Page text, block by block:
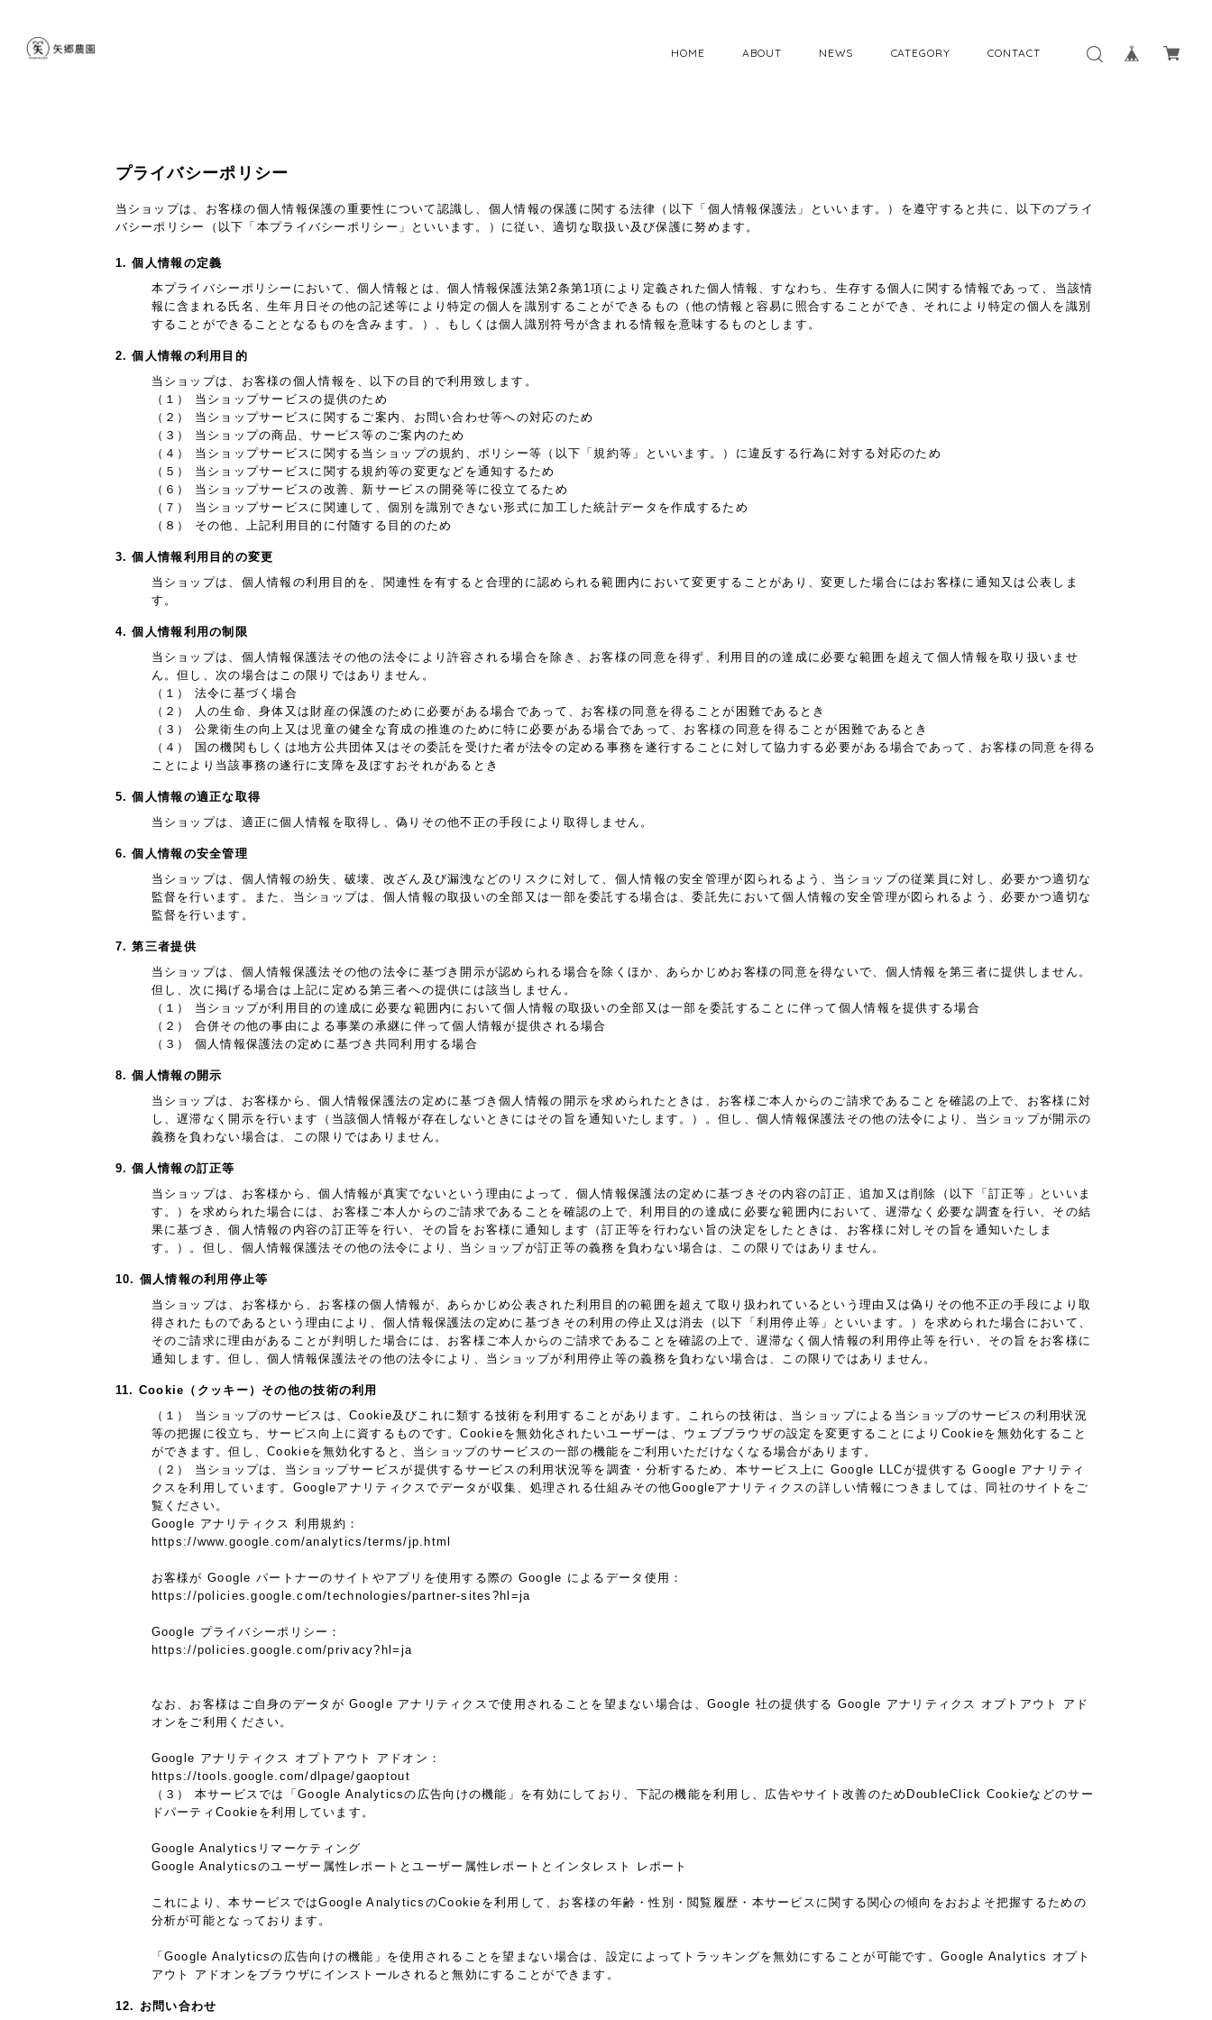
HOME ABOUT NEWS CATEGORY CONTACT
プライバシーポリシー
当ショップは、お客様の個人情報保護の重要性について認識し、個人情報の保護に関する法律（以下「個人情報保護法」といいます。）を遵守すると共に、以下のプライ
バシーポリシー（以下「本プライバシーポリシー」といいます。）に従い、適切な取扱い及び保護に努めます。
1. 個人情報の定義
本プライバシーポリシーにおいて、個人情報とは、個人情報保護法第2条第1項により定義された個人情報、すなわち、生存する個人に関する情報であって、当該情
報に含まれる氏名、生年月日その他の記述等により特定の個人を識別することができるもの（他の情報と容易に照合することができ、それにより特定の個人を識別
することができることとなるものを含みます。）、もしくは個人識別符号が含まれる情報を意味するものとします。
2. 個人情報の利用目的
当ショップは、お客様の個人情報を、以下の目的で利用致します。
（１） 当ショップサービスの提供のため
（２） 当ショップサービスに関するご案内、お問い合わせ等への対応のため
（３） 当ショップの商品、サービス等のご案内のため
（４） 当ショップサービスに関する当ショップの規約、ポリシー等（以下「規約等」といいます。）に違反する行為に対する対応のため
（５） 当ショップサービスに関する規約等の変更などを通知するため
（６） 当ショップサービスの改善、新サービスの開発等に役立てるため
（７） 当ショップサービスに関連して、個別を識別できない形式に加工した統計データを作成するため
（８） その他、上記利用目的に付随する目的のため
3. 個人情報利用目的の変更
当ショップは、個人情報の利用目的を、関連性を有すると合理的に認められる範囲内において変更することがあり、変更した場合にはお客様に通知又は公表しま
す。
4. 個人情報利用の制限
当ショップは、個人情報保護法その他の法令により許容される場合を除き、お客様の同意を得ず、利用目的の達成に必要な範囲を超えて個人情報を取り扱いませ
ん。但し、次の場合はこの限りではありません。
（１） 法令に基づく場合
（２） 人の生命、身体又は財産の保護のために必要がある場合であって、お客様の同意を得ることが困難であるとき
（３） 公衆衛生の向上又は児童の健全な育成の推進のために特に必要がある場合であって、お客様の同意を得ることが困難であるとき
（４） 国の機関もしくは地方公共団体又はその委託を受けた者が法令の定める事務を遂行することに対して協力する必要がある場合であって、お客様の同意を得る
ことにより当該事務の遂行に支障を及ぼすおそれがあるとき
5. 個人情報の適正な取得
当ショップは、適正に個人情報を取得し、偽りその他不正の手段により取得しません。
6. 個人情報の安全管理
当ショップは、個人情報の紛失、破壊、改ざん及び漏洩などのリスクに対して、個人情報の安全管理が図られるよう、当ショップの従業員に対し、必要かつ適切な
監督を行います。また、当ショップは、個人情報の取扱いの全部又は一部を委託する場合は、委託先において個人情報の安全管理が図られるよう、必要かつ適切な
監督を行います。
7. 第三者提供
当ショップは、個人情報保護法その他の法令に基づき開示が認められる場合を除くほか、あらかじめお客様の同意を得ないで、個人情報を第三者に提供しません。
但し、次に掲げる場合は上記に定める第三者への提供には該当しません。
（１） 当ショップが利用目的の達成に必要な範囲内において個人情報の取扱いの全部又は一部を委託することに伴って個人情報を提供する場合
（２） 合併その他の事由による事業の承継に伴って個人情報が提供される場合
（３） 個人情報保護法の定めに基づき共同利用する場合
8. 個人情報の開示
当ショップは、お客様から、個人情報保護法の定めに基づき個人情報の開示を求められたときは、お客様ご本人からのご請求であることを確認の上で、お客様に対
し、遅滞なく開示を行います（当該個人情報が存在しないときにはその旨を通知いたします。）。但し、個人情報保護法その他の法令により、当ショップが開示の
義務を負わない場合は、この限りではありません。
9. 個人情報の訂正等
当ショップは、お客様から、個人情報が真実でないという理由によって、個人情報保護法の定めに基づきその内容の訂正、追加又は削除（以下「訂正等」といいま
す。）を求められた場合には、お客様ご本人からのご請求であることを確認の上で、利用目的の達成に必要な範囲内において、遅滞なく必要な調査を行い、その結
果に基づき、個人情報の内容の訂正等を行い、その旨をお客様に通知します（訂正等を行わない旨の決定をしたときは、お客様に対しその旨を通知いたしま
す。）。但し、個人情報保護法その他の法令により、当ショップが訂正等の義務を負わない場合は、この限りではありません。
10. 個人情報の利用停止等
当ショップは、お客様から、お客様の個人情報が、あらかじめ公表された利用目的の範囲を超えて取り扱われているという理由又は偽りその他不正の手段により取
得されたものであるという理由により、個人情報保護法の定めに基づきその利用の停止又は消去（以下「利用停止等」といいます。）を求められた場合において、
そのご請求に理由があることが判明した場合には、お客様ご本人からのご請求であることを確認の上で、遅滞なく個人情報の利用停止等を行い、その旨をお客様に
通知します。但し、個人情報保護法その他の法令により、当ショップが利用停止等の義務を負わない場合は、この限りではありません。
11. Cookie（クッキー）その他の技術の利用
（１） 当ショップのサービスは、Cookie及びこれに類する技術を利用することがあります。これらの技術は、当ショップによる当ショップのサービスの利用状況
等の把握に役立ち、サービス向上に資するものです。Cookieを無効化されたいユーザーは、ウェブブラウザの設定を変更することによりCookieを無効化すること
ができます。但し、Cookieを無効化すると、当ショップのサービスの一部の機能をご利用いただけなくなる場合があります。
（２） 当ショップは、当ショップサービスが提供するサービスの利用状況等を調査・分析するため、本サービス上に Google LLCが提供する Google アナリティ
クスを利用しています。Googleアナリティクスでデータが収集、処理される仕組みその他Googleアナリティクスの詳しい情報につきましては、同社のサイトをご
覧ください。
Google アナリティクス 利用規約：
https://www.google.com/analytics/terms/jp.html
お客様が Google パートナーのサイトやアプリを使用する際の Google によるデータ使用：
https://policies.google.com/technologies/partner-sites?hl=ja
Google プライバシーポリシー：
https://policies.google.com/privacy?hl=ja
なお、お客様はご自身のデータが Google アナリティクスで使用されることを望まない場合は、Google 社の提供する Google アナリティクス オプトアウト アド
オンをご利用ください。
Google アナリティクス オプトアウト アドオン：
https://tools.google.com/dlpage/gaoptout
（３） 本サービスでは「Google Analyticsの広告向けの機能」を有効にしており、下記の機能を利用し、広告やサイト改善のためDoubleClick Cookieなどのサー
ドパーティCookieを利用しています。
Google Analyticsリマーケティング
Google Analyticsのユーザー属性レポートとユーザー属性レポートとインタレスト レポート
これにより、本サービスではGoogle AnalyticsのCookieを利用して、お客様の年齢・性別・閲覧履歴・本サービスに関する関心の傾向をおおよそ把握するための
分析が可能となっております。
「Google Analyticsの広告向けの機能」を使用されることを望まない場合は、設定によってトラッキングを無効にすることが可能です。Google Analytics オプト
アウト アドオンをブラウザにインストールされると無効にすることができます。
12. お問い合わせ